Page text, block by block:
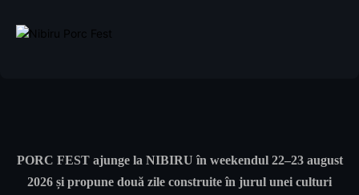
PORC FEST ajunge la NIBIRU în weekendul 22–23 august
2026 și propune două zile construite în jurul unei culturi